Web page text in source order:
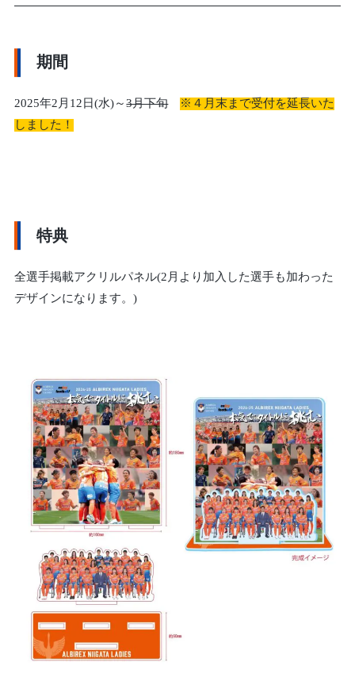
期間
2025年2月12日(水)～3月下旬
※４月末まで受付を延長いた
しました！
特典
全選手掲載アクリルパネル(2月より加入した選手も加わった
デザインになります。)